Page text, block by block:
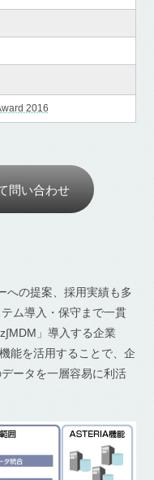
2016
問い合わせ
への提案、採用実績も多
ム導入・保守まで一貫
」導入する企業
能を活用することで、企
ータを一層容易に利活